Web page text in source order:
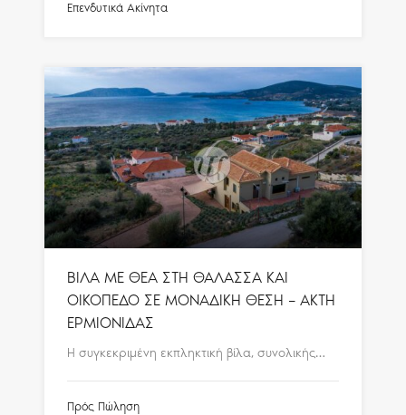
Επενδυτικά Ακίνητα
ΒΙΛΑ ΜΕ ΘΕΑ ΣΤΗ ΘΑΛΑΣΣΑ ΚΑΙ
ΟΙΚΟΠΕΔΟ ΣΕ ΜΟΝΑΔΙΚΗ ΘΕΣΗ – ΑΚΤΗ
ΕΡΜΙΟΝΙΔΑΣ
Η συγκεκριμένη εκπληκτική βίλα, συνολικής…
Πρός Πώληση